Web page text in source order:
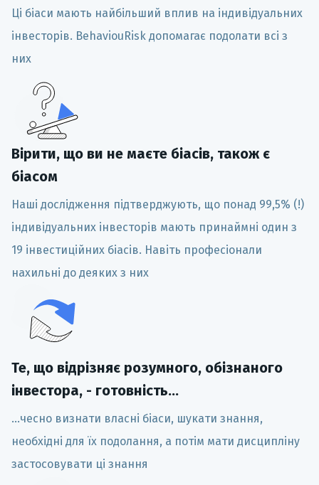
Ці біаси мають найбільший вплив на індивідуальних
інвесторів. BehaviouRisk допомагає подолати всі з
них
Вірити, що ви не маєте біасів, також є
біасом
Наші дослідження підтверджують, що понад 99,5% (!)
індивідуальних інвесторів мають принаймні один з
19 інвестиційних біасів. Навіть професіонали
нахильні до деяких з них
Те, що відрізняє розумного, обізнаного
інвестора, - готовність...
...чесно визнати власні біаси, шукати знання,
необхідні для їх подолання, а потім мати дисципліну
застосовувати ці знання